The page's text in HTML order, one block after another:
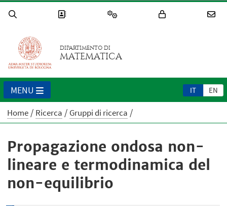
DIPARTIMENTO DI
MATEMATICA
IT EN
MENU
Home Ricerca Gruppi di ricerca
Propagazione ondosa non-
lineare e termodinamica del
non-equilibrio